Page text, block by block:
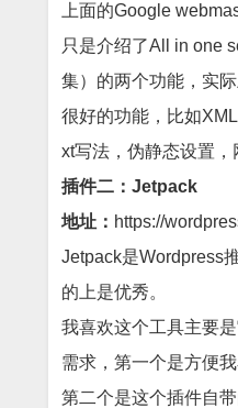
上面的Google
只是介绍了All in one
集）的两个功能，实
很好的功能，比如
xt写法，伪静态设置，
插件二：Jetpack
地址： https://
Jetpack是Wordpress
的上是优秀。
我喜欢这个工具主要
需求，第一个是方便
第二个是这个插件自